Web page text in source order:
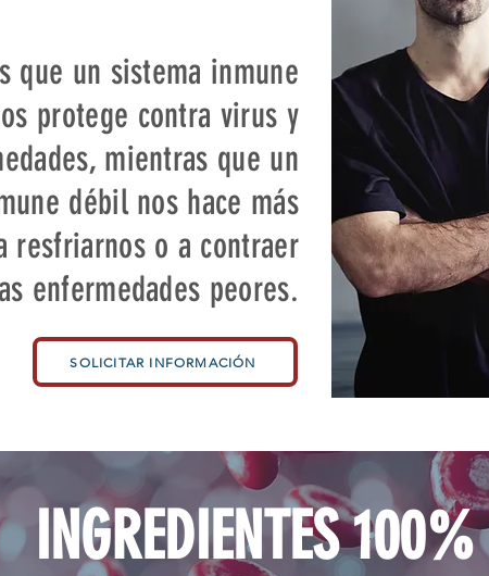
que un sistema inmune
protege contra virus y
mientras que un
débil nos hace más
resfriarnos o a contraer
enfermedades peores.
SOLICITAR INFORMACIÓN
INGREDIENTES 100%